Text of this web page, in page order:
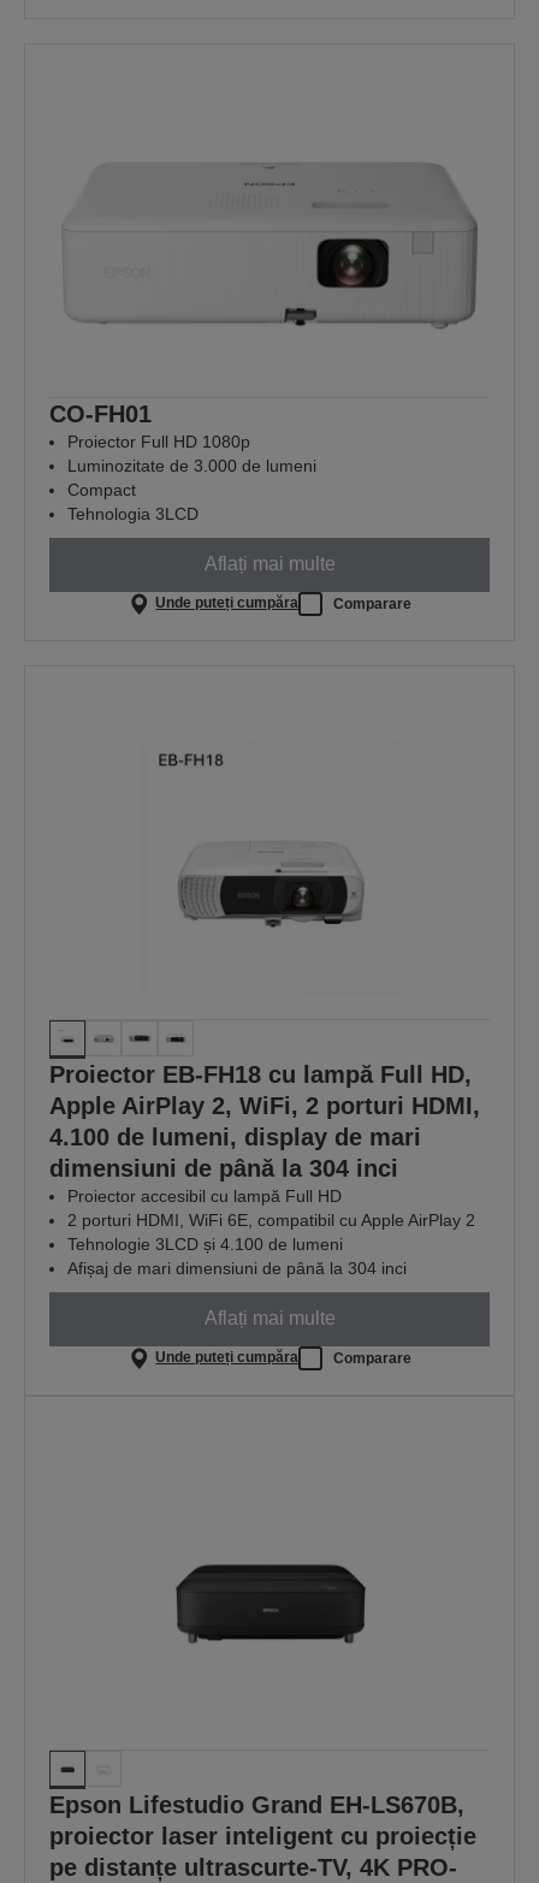
CO-FH01
Proiector Full HD 1080p
Luminozitate de 3.000 de lumeni
Compact
Tehnologia 3LCD
Aflați mai multe
Unde puteți cumpăra Comparare
Proiector EB-FH18 cu lampă Full HD,
Apple AirPlay 2, WiFi, 2 porturi HDMI,
4.100 de lumeni, display de mari
dimensiuni de până la 304 inci
Proiector accesibil cu lampă Full HD
2 porturi HDMI, WiFi 6E, compatibil cu Apple AirPlay 2
Tehnologie 3LCD și 4.100 de lumeni
Afișaj de mari dimensiuni de până la 304 inci
Aflați mai multe
Unde puteți cumpăra Comparare
Epson Lifestudio Grand EH-LS670B,
proiector laser inteligent cu proiecție
pe distanțe ultrascurte-TV, 4K PRO-